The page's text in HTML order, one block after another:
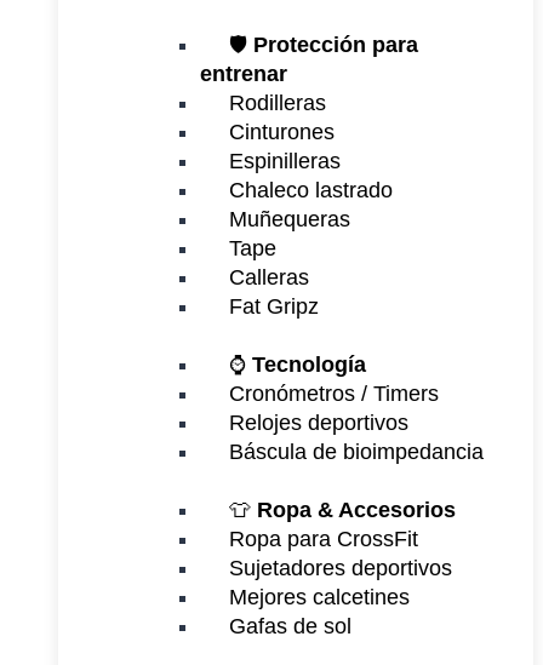
🛡️ Protección para
entrenar
Rodilleras
Cinturones
Espinilleras
Chaleco lastrado
Muñequeras
Tape
Calleras
Fat Gripz
⌚ Tecnología
Cronómetros / Timers
Relojes deportivos
Báscula de bioimpedancia
👕 Ropa & Accesorios
Ropa para CrossFit
Sujetadores deportivos
Mejores calcetines
Gafas de sol